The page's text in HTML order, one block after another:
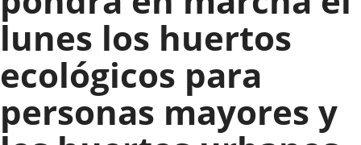
lunes los huertos
ecológicos para
personas mayores y